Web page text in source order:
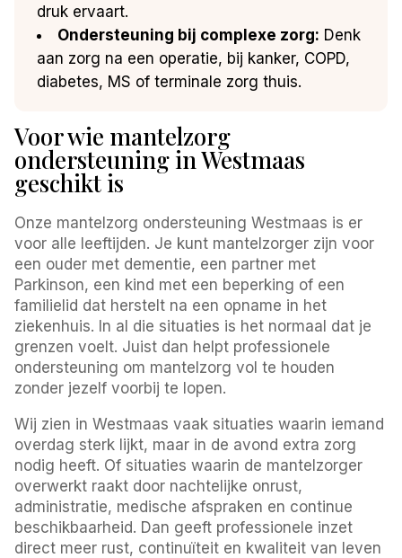
druk ervaart.
Ondersteuning bij complexe zorg: Denk
aan zorg na een operatie, bij kanker, COPD,
diabetes, MS of terminale zorg thuis.
Voor wie mantelzorg
ondersteuning in Westmaas
geschikt is
Onze mantelzorg ondersteuning Westmaas is er
voor alle leeftijden. Je kunt mantelzorger zijn voor
een ouder met dementie, een partner met
Parkinson, een kind met een beperking of een
familielid dat herstelt na een opname in het
ziekenhuis. In al die situaties is het normaal dat je
grenzen voelt. Juist dan helpt professionele
ondersteuning om mantelzorg vol te houden
zonder jezelf voorbij te lopen.
Wij zien in Westmaas vaak situaties waarin iemand
overdag sterk lijkt, maar in de avond extra zorg
nodig heeft. Of situaties waarin de mantelzorger
overwerkt raakt door nachtelijke onrust,
administratie, medische afspraken en continue
beschikbaarheid. Dan geeft professionele inzet
direct meer rust, continuïteit en kwaliteit van leven